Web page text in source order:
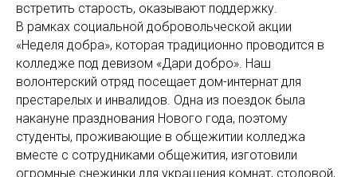
встретить старость, оказывают поддержку.
В рамках социальной добровольческой акции
«Неделя добра», которая традиционно проводится в
колледже под девизом «Дари добро». Наш
волонтерский отряд посещает дом-интернат для
престарелых и инвалидов. Одна из поездок была
накануне празднования Нового года, поэтому
студенты, проживающие в общежитии колледжа
вместе с сотрудниками общежития, изготовили
огромные снежинки для украшения комнат, столовой,